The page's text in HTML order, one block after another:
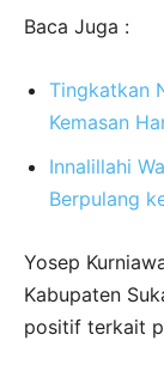
Baca Juga :
Tingkatkan
Kemasan
Innalillahi
Berpulang
Yosep
Kabupaten
positif terkait